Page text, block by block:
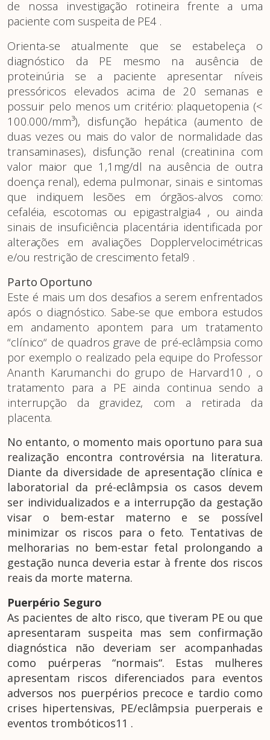
de nossa investigação rotineira frente a uma
paciente com suspeita de PE4 .
Orienta-se atualmente que se estabeleça o
diagnóstico da PE mesmo na ausência de
proteinúria se a paciente apresentar níveis
pressóricos elevados acima de 20 semanas e
possuir pelo menos um critério: plaquetopenia (<
100.000/mm³), disfunção hepática (aumento de
duas vezes ou mais do valor de normalidade das
transaminases), disfunção renal (creatinina com
valor maior que 1,1mg/dl na ausência de outra
doença renal), edema pulmonar, sinais e sintomas
que indiquem lesões em órgãos-alvos como:
cefaléia, escotomas ou epigastralgia4 , ou ainda
sinais de insuficiência placentária identificada por
alterações em avaliações Dopplervelocimétricas
e/ou restrição de crescimento fetal9 .
Parto Oportuno
Este é mais um dos desafios a serem enfrentados
após o diagnóstico. Sabe-se que embora estudos
em andamento apontem para um tratamento
“clínico“ de quadros grave de pré-eclâmpsia como
por exemplo o realizado pela equipe do Professor
Ananth Karumanchi do grupo de Harvard10 , o
tratamento para a PE ainda continua sendo a
interrupção da gravidez, com a retirada da
placenta.
No entanto, o momento mais oportuno para sua
realização encontra controvérsia na literatura.
Diante da diversidade de apresentação clínica e
laboratorial da pré-eclâmpsia os casos devem
ser individualizados e a interrupção da gestação
visar o bem-estar materno e se possível
minimizar os riscos para o feto. Tentativas de
melhorarias no bem-estar fetal prolongando a
gestação nunca deveria estar à frente dos riscos
reais da morte materna.
Puerpério Seguro
As pacientes de alto risco, que tiveram PE ou que
apresentaram suspeita mas sem confirmação
diagnóstica não deveriam ser acompanhadas
como puérperas “normais“. Estas mulheres
apresentam riscos diferenciados para eventos
adversos nos puerpérios precoce e tardio como
crises hipertensivas, PE/eclâmpsia puerperais e
eventos trombóticos11 .